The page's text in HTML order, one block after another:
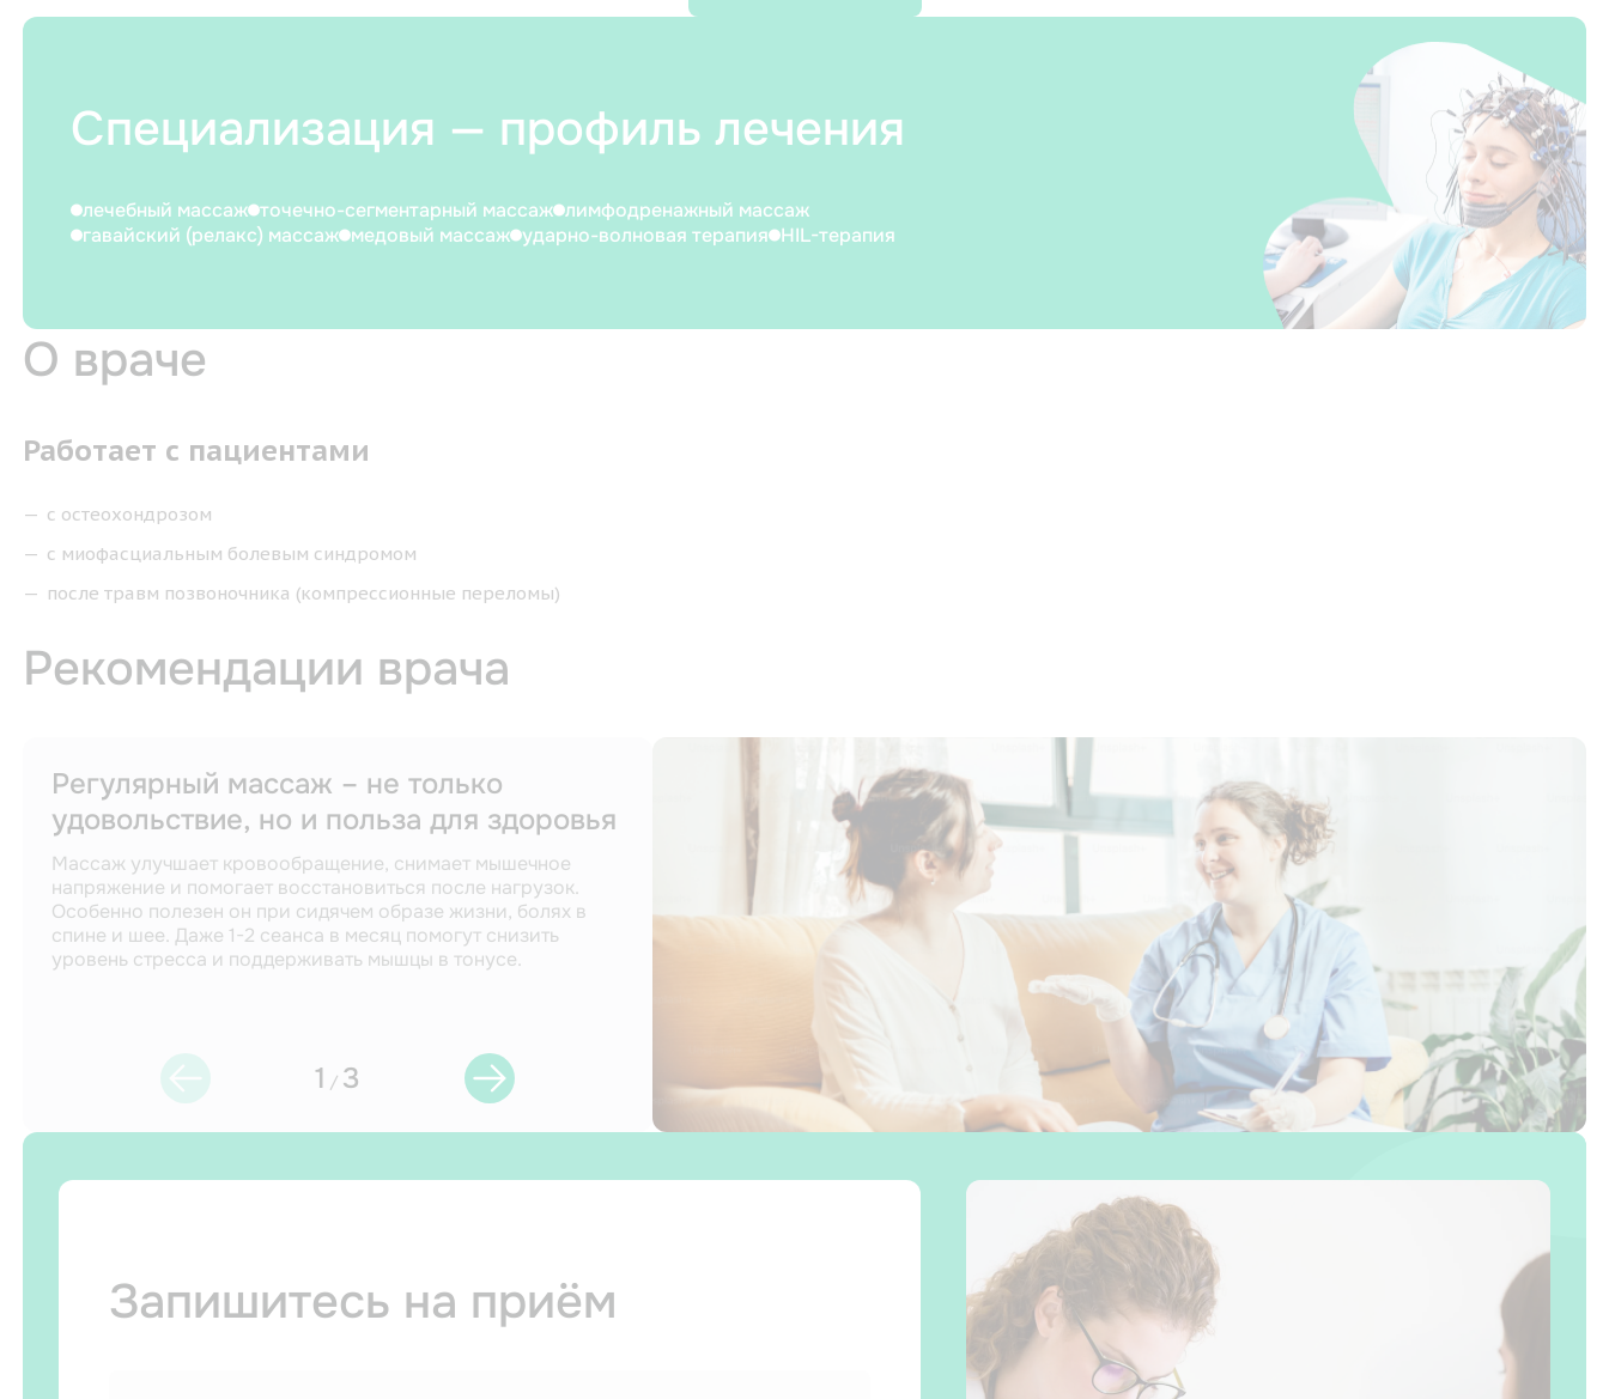
Специализация — профиль лечения
лечебный массаж точечно-сегментарный массаж лимфодренажный массаж
гавайский (релакс) массаж медовый массаж ударно-волновая терапия HIL-терапия
О враче
Работает с пациентами
с остеохондрозом
с миофасциальным болевым синдромом
после травм позвоночника (компрессионные переломы)
Рекомендации врача
Регулярный массаж – не только
удовольствие, но и польза для здоровья
Массаж улучшает кровообращение, снимает мышечное
напряжение и помогает восстановиться после нагрузок.
Особенно полезен он при сидячем образе жизни, болях в
спине и шее. Даже 1-2 сеанса в месяц помогут снизить
уровень стресса и поддерживать мышцы в тонусе.
Правильная осанка – залог здоровья
позвоночника
Неправильное положение спины при работе за компьютером
или долгом сидении приводит к зажимам и болям в спине.
Следите за осанкой, делайте разминку каждые 30–40 минут
и при появлении дискомфорта не откладывайте визит к
Физиотерапия помогает
здоровье без лекарств
Физиотерапевтические процедуры,
ультразвук или магнитотерапия,
после травм, снимают воспаление и
вас хронические боли в спине, суставах
проконсультироваться со специалистом
для подбора подходящего метода
1 / 3
Запишитесь на приём